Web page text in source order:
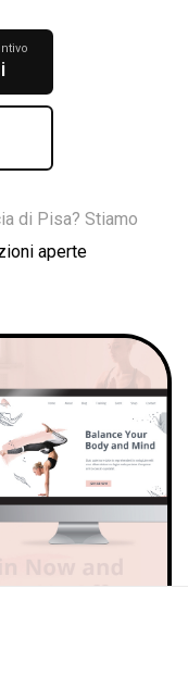
di Pisa? Stiamo
aperte